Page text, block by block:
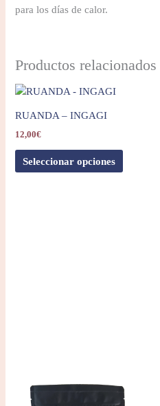
para los días de calor.
Productos relacionados
RUANDA – INGAGI
12,00€
Seleccionar opciones